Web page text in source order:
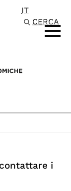
IT
CERCA
i